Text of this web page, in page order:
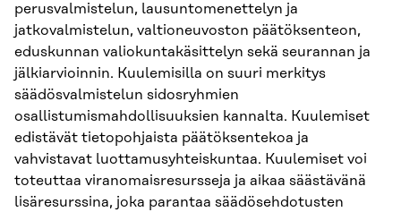
perusvalmistelun, lausuntomenettelyn ja
jatkovalmistelun, valtioneuvoston päätöksenteon,
eduskunnan valiokuntakäsittelyn sekä seurannan ja
jälkiarvioinnin. Kuulemisilla on suuri merkitys
säädösvalmistelun sidosryhmien
osallistumismahdollisuuksien kannalta. Kuulemiset
edistävät tietopohjaista päätöksentekoa ja
vahvistavat luottamusyhteiskuntaa. Kuulemiset voi
toteuttaa viranomaisresursseja ja aikaa säästävänä
lisäresurssina, joka parantaa säädösehdotusten